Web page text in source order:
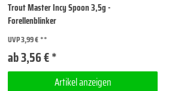
Trout Master Incy Spoon 3,5g -
Forellenblinker
UVP 3,99 €
ab 3,56 € *
Artikel anzeigen